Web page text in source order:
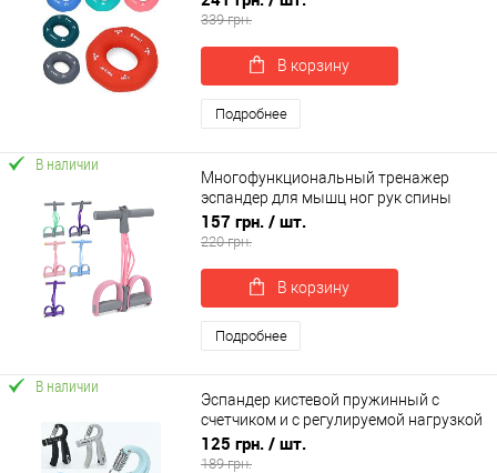
339 грн.
В корзину
Подробнее
В наличии
Многофункциональный тренажер
эспандер для мышц ног рук спины
плечей с упором для ног OSPORT (MS
4978)
157 грн. / шт.
220 грн.
В корзину
Подробнее
В наличии
Эспандер кистевой пружинный с
счетчиком и с регулируемой нагрузкой
5-60кг OSPORT (MS 4122-1)
125 грн. / шт.
189 грн.